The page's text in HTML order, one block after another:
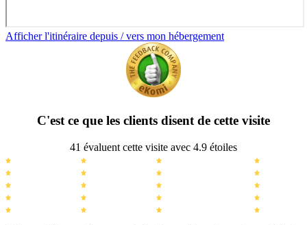
Afficher l'itinéraire depuis / vers mon hébergement
C'est ce que les clients disent de cette visite
41 évaluent cette visite avec 4.9 étoiles